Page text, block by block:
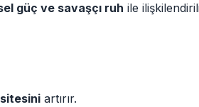
güç ve savaşçı ruh ile
artırır.